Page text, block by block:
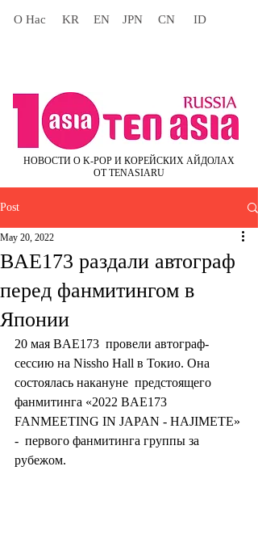
О Нас KR EN JPN CN ID
НОВОСТИ О K-POP И КОРЕЙСКИХ АЙДОЛАХ
ОТ TENASIARU
Post
BAE173 раздали автограф
перед фанмитингом в
Японии
May 20, 2022
20 мая BAE173  провели автограф-
сессию на Nissho Hall в Токио. Она
состоялась накануне  предстоящего
фанмитинга «2022 BAE173
FANMEETING IN JAPAN - HAJIMETE»
-  первого фанмитинга группы за
рубежом.